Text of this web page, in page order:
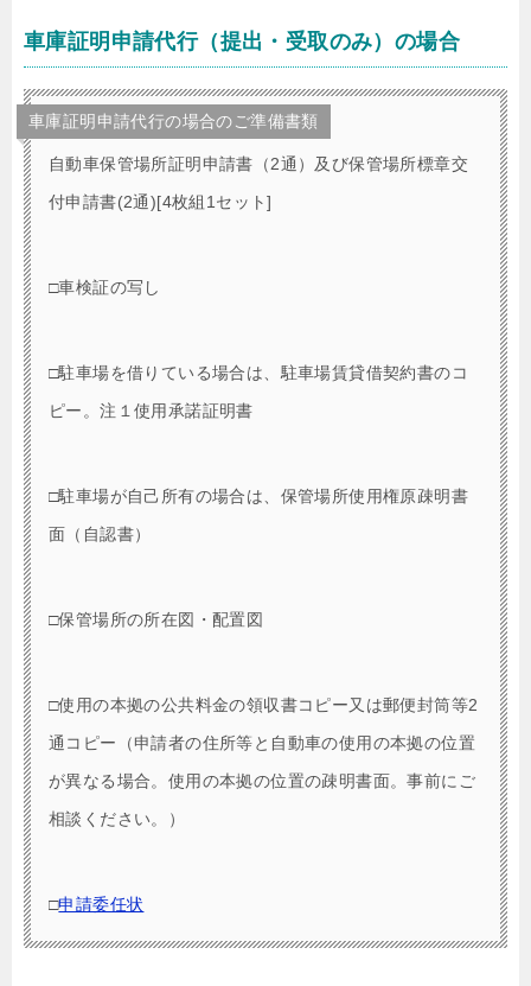
車庫証明申請代行（提出・受取のみ）の場合
車庫証明申請代行の場合のご準備書類
自動車保管場所証明申請書（2通）及び保管場所標章交
付申請書(2通)[4枚組1セット]
□車検証の写し
□駐車場を借りている場合は、駐車場賃貸借契約書のコ
ピー。注１使用承諾証明書
□駐車場が自己所有の場合は、保管場所使用権原疎明書
面（自認書）
□保管場所の所在図・配置図
□使用の本拠の公共料金の領収書コピー又は郵便封筒等2
通コピー（申請者の住所等と自動車の使用の本拠の位置
が異なる場合。使用の本拠の位置の疎明書面。事前にご
相談ください。）
□申請委任状